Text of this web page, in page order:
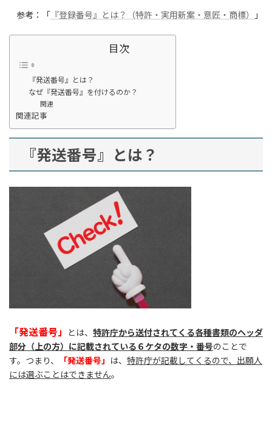
参考：「 『登録番号』とは？（特許・実用新案・意匠・商標） 」
目次
『発送番号』とは？
なぜ『発送番号』を付けるのか？
関連
関連記事
『発送番号』とは？
「発送番号」 とは、 特許庁から送付されてくる各種書類のヘッダ
部分（上の方）に記載されている６ケタの数字・番号のことで
す。つまり、
「発送番号」 は、 特許庁が記載してくるので、出願人
には選ぶことはできません。